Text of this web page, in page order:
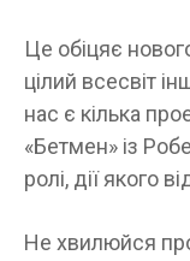
Це обіцяє
цілий всесвіт
нас є кілька
«Бетмен» із
ролі, дії якого
Не хвилюйся